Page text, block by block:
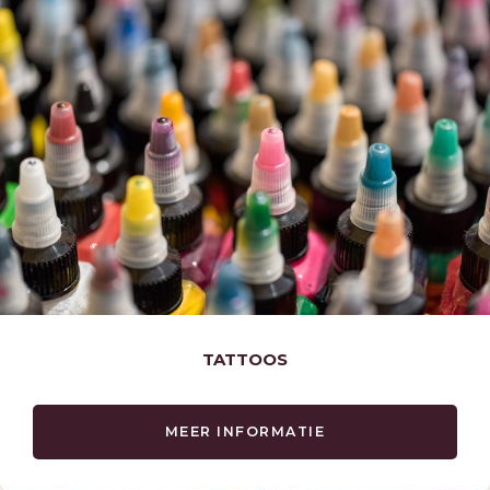
TATTOOS
MEER INFORMATIE